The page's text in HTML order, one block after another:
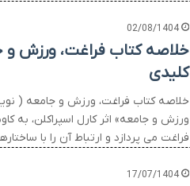
02/08/1404
خلاصه کتاب فراغت، ورزش و
کلیدی
خلاصه کتاب فراغت، ورزش و جامعه (
ورزش و جامعه» اثر کارل اسپراکلن، به
فراغت می پردازد و ارتباط آن را با
17/07/1404